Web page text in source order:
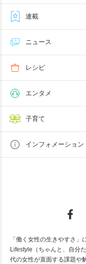
連載
ニュース
レシピ
エンタメ
子育て
インフォメーション
「働く女性の生きやすさ
Lifestyle（ちゃんと、自分
代の女性が直面する課題や